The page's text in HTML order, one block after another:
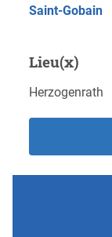
Saint-Gobain
Lieu(x)
Herzogenrath